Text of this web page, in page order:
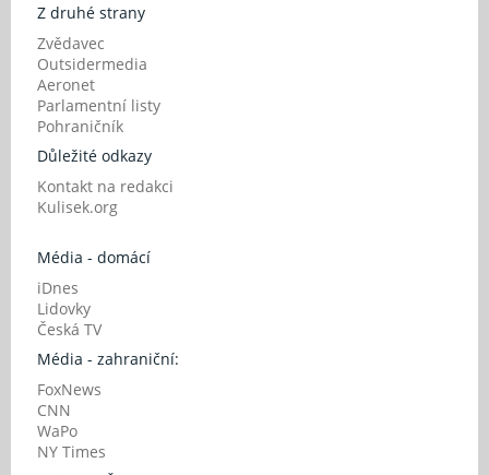
Z druhé strany
Zvědavec
Outsidermedia
Aeronet
Parlamentní listy
Pohraničník
Důležité odkazy
Kontakt na redakci
Kulisek.org
Média - domácí
iDnes
Lidovky
Česká TV
Média - zahraniční:
FoxNews
CNN
WaPo
NY Times